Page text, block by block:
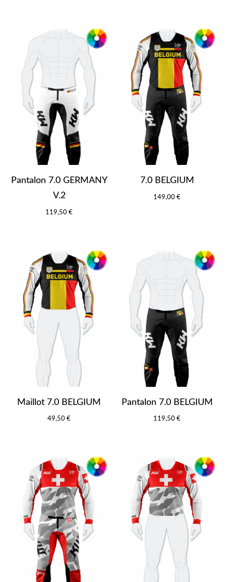
Pantalon 7.0 GERMANY
V.2
119,50 €
7.0 BELGIUM
149,00 €
Maillot 7.0 BELGIUM
49,50 €
Pantalon 7.0 BELGIUM
119,50 €